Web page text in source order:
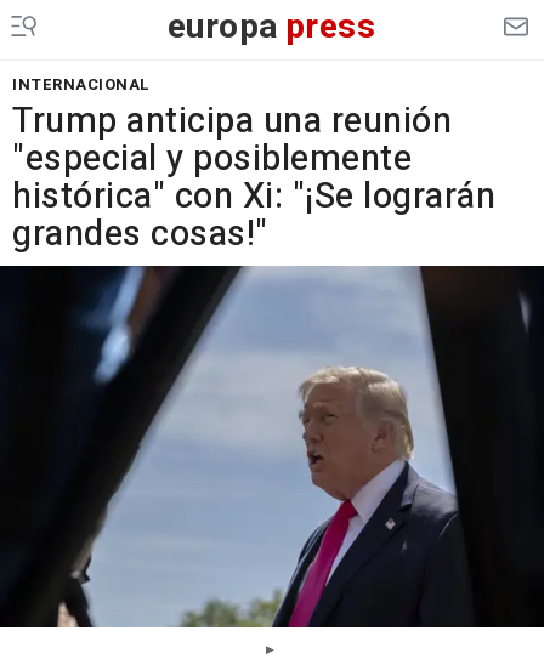
europa press
INTERNACIONAL
Trump anticipa una reunión
"especial y posiblemente
histórica" con Xi: "¡Se lograrán
grandes cosas!"